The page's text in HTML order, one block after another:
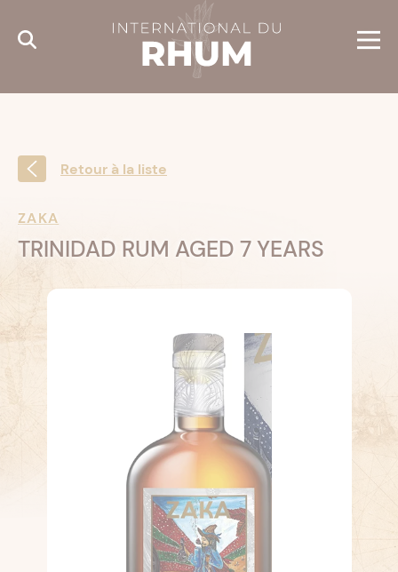
Retour à la liste
ZAKA
TRINIDAD RUM AGED 7 YEARS
Cookies management panel